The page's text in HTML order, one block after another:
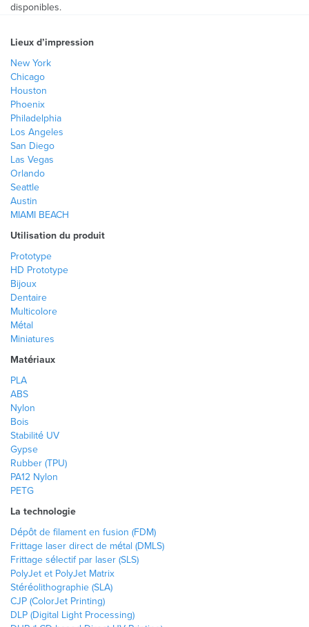
disponibles.
Lieux d’impression
New York
Chicago
Houston
Phoenix
Philadelphia
Los Angeles
San Diego
Las Vegas
Orlando
Seattle
Austin
MIAMI BEACH
Utilisation du produit
Prototype
HD Prototype
Bijoux
Dentaire
Multicolore
Métal
Miniatures
Matériaux
PLA
ABS
Nylon
Bois
Stabilité UV
Gypse
Rubber (TPU)
PA12 Nylon
PETG
La technologie
Dépôt de filament en fusion (FDM)
Frittage laser direct de métal (DMLS)
Frittage sélectif par laser (SLS)
PolyJet et PolyJet Matrix
Stéréolithographie (SLA)
CJP (ColorJet Printing)
DLP (Digital Light Processing)